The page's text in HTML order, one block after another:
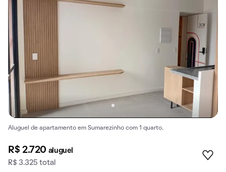
Aluguel de apartamento em Sumarezinho com 1 quarto.
R$ 2.720 aluguel
R$ 3.325 total